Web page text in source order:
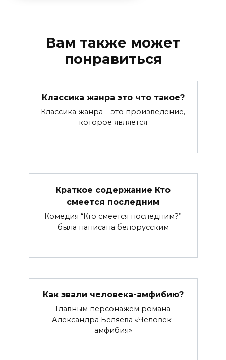
Вам также может
понравиться
Классика жанра это что такое?
Классика жанра – это произведение,
которое является
Краткое содержание Кто
смеется последним
Комедия “Кто смеется последним?”
была написана белорусским
Как звали человека-амфибию?
Главным персонажем романа
Александра Беляева «Человек-
амфибия»